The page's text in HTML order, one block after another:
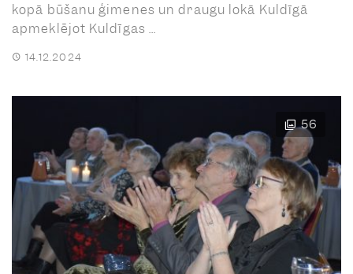
kopā būšanu ģimenes un draugu lokā Kuldīgā
apmeklējot Kuldīgas ...
14.12.2024
56